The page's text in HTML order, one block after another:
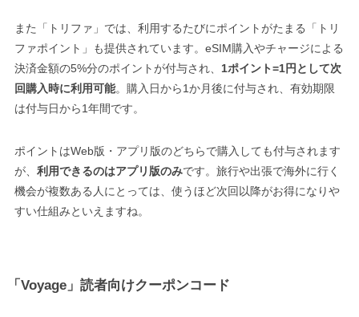
また「トリファ」では、利用するたびにポイントがたまる「トリ
ファポイント」も提供されています。eSIM購入やチャージによる
決済金額の5%分のポイントが付与され、 1ポイント=1円として次
回購入時に利用可能。購入日から1か月後に付与され、有効期限
は付与日から1年間です。
ポイントはWeb版・アプリ版のどちらで購入しても付与されます
が、 利用できるのはアプリ版のみです。旅行や出張で海外に行く
機会が複数ある人にとっては、使うほど次回以降がお得になりや
すい仕組みといえますね。
「Voyage」読者向けクーポンコード